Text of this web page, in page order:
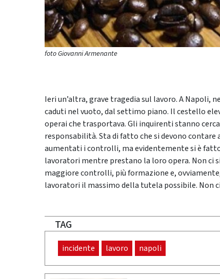
foto Giovanni Armenante
Ieri un’altra, grave tragedia sul lavoro. A Napoli,
caduti nel vuoto, dal settimo piano. Il cestello
operai che trasportava. Gli inquirenti stanno
responsabilità. Sta di fatto che si devono contare
aumentati i controlli, ma evidentemente si è
lavoratori mentre prestano la loro opera. Non ci
maggiore controlli, più formazione e,
lavoratori il massimo della tutela possibile. Non
TAG
incidente lavoro napoli